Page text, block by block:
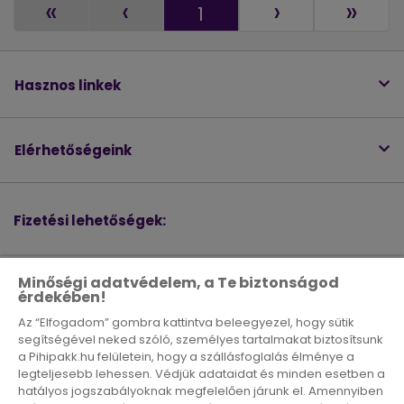
« ‹ 1 › »
Hasznos linkek
Elérhetőségeink
Fizetési lehetőségek:
Aktív igénybe vevők átlagos havi száma a 2025. július 1. és
2025. december 31. közötti időszakra vonatkozóan: 149 184
DSA Éves átláthatósági jelentés 2025. február 17. – 2025.
Minőségi adatvédelem, a Te biztonságod
érdekében!
Az “Elfogadom” gombra kattintva beleegyezel, hogy sütik
segítségével neked szóló, személyes tartalmakat biztosítsunk
a Pihipakk.hu felületein, hogy a szállásfoglalás élménye a
legteljesebb lehessen. Védjük adataidat és minden esetben a
hatályos jogszabályoknak megfelelően járunk el. Amennyiben